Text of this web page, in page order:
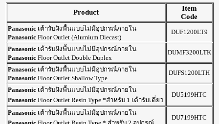
Product
Item
Code
Panasonic เต้ารับฝังพื้นแบบไม่มีอุปกรณ์ภายใน
Panasonic Floor Outlet (Alumium Diecast)
DUF1200LT9
Panasonic เต้ารับฝังพื้นแบบไม่มีอุปกรณ์ภายใน
PanasonicFloor Outlet Double Duplex
DUMF3200LTK
Panasonic เต้ารับฝังพื้นแบบไม่มีอุปกรณ์ภายใน
PanasonicFloor Outlet Shallow Type
DUFS1200LTH
Panasonic เต้ารับฝังพื้นแบบไม่มีอุปกรณ์ภายใน
Panasonic Floor Outlet Resin Type *สำหรับ 1 เต้ารับเดี่ยว
DU5199HTC
Panasonic เต้ารับฝังพื้นแบบไม่มีอุปกรณ์ภายใน
DU7199HTC